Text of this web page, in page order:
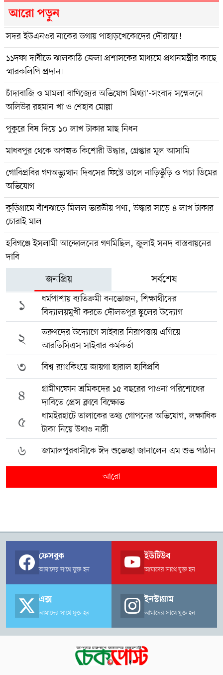
আরো পড়ুন
সদর ইউএনওর নাকের ডগায় পাহাড়খেকোদের দৌরাত্ম্য!
১১দফা দাবীতে ঝালকাঠি জেলা প্রশাসকের মাধ্যমে প্রধানমন্ত্রীর কাছে
স্মারকলিপি প্রদান।
চাঁদাবাজি ও মামলা বাণিজ্যের অভিযোগ মিথ্যা'-সংবাদ সম্মেলনে
অলিউর রহমান খা ও শেহাব মোল্লা
পুকুরে বিষ দিয়ে ১০ লাখ টাকার মাছ নিধন
মাধবপুর থেকে অপহৃত কিশোরী উদ্ধার, গ্রেপ্তার মূল আসামি
গোবিপ্রবির গণঅভ্যুত্থান দিবসের ফিস্টে ডালে নাড়িভুঁড়ি ও পচা ডিমের
অভিযোগ
কুড়িগ্রামে বাঁশঝাড়ে মিলল ভারতীয় পণ্য, উদ্ধার সাড়ে ৪ লাখ টাকার
চোরাই মাল
হবিগঞ্জে ইসলামী আন্দোলনের গণমিছিল, জুলাই সনদ বাস্তবায়নের
দাবি
জনপ্রিয় সর্বশেষ
১
ধর্মপাশায় ব্যতিক্রমী বনভোজন, শিক্ষার্থীদের
বিদ্যালয়মুখী করতে দৌলতপুর স্কুলের উদ্যোগ
২
তরুণদের উদ্যোগে সাইবার নিরাপত্তায় এগিয়ে
আরডিসিএস সাইবার কর্মকর্তা
৩ বিশ্ব র‍্যাংকিংয়ে জায়গা হারাল হাবিপ্রবি
৪
গ্রামীণফোন শ্রমিকদের ১৫ বছরের পাওনা পরিশোধের
দাবিতে প্রেস ক্লাবে বিক্ষোভ
৫
ধামইরহাটে তালাকের তথ্য গোপনের অভিযোগ, লক্ষাধিক
টাকা নিয়ে উধাও নারী
৬ জামালপুরবাসীকে ঈদ শুভেচ্ছা জানালেন এম শুভ পাঠান
আরো
ফেসবুক
আমাদের সাথে যুক্ত হন
ইউটিউব
আমাদের সাথে যুক্ত হন
এক্স
আমাদের সাথে যুক্ত হন
ইনস্টাগ্রাম
আমাদের সাথে যুক্ত হন